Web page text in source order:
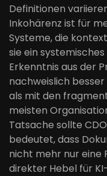
Definitionen
Inkohärenz ist für
Systeme, die
sie ein
Erkenntnis aus der
nachweislich
als mit den
meisten
Tatsache sollte
bedeutet, dass
nicht mehr nur eine
direkter Hebel für